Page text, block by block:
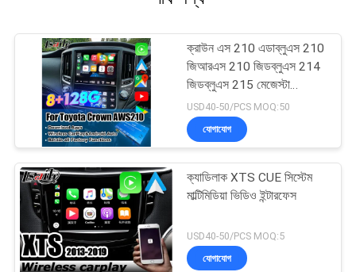
ক্রাউন এস 210 এডাব্লুএস 210
জিআরএস 210 জিডব্লুএস 214
জিডব্লুএস 215 মেজেস্টা
অ্যাথলেট রয়্যাল সেলুন ওএম স্ক্রিন
আপগ্রেড ওয়্যারলেস কারপ্লে সহ
USD40-50/PCS MOQ:50
যোগাযোগ
ক্যাডিলাক XTS CUE সিস্টেম
মাল্টিমিডিয়া ভিডিও ইন্টারফেস
USD40-50/PCS MOQ:5
যোগাযোগ